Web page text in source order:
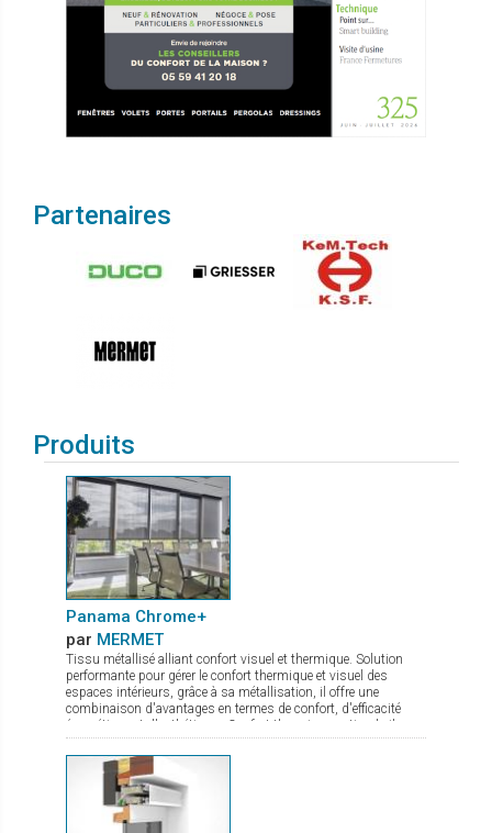
Partenaires
Produits
Panama Chrome+
par MERMET
Tissu métallisé alliant confort visuel et thermique. Solution
performante pour gérer le confort thermique et visuel des
espaces intérieurs, grâce à sa métallisation, il offre une
combinaison d'avantages en termes de confort, d'efficacité
énergétique et d'esthétique : Confort thermique optimal : il
réfléchit jusqu'à 80 % de l'énergie solaire. Maîtrise de
l'éblouissement : quel que soit le coloris choisi, il protège les
occupants des effets gênants de la lumière tout en maintenant
un éclairage naturel agréable. Visibilité améliorée : la
métallisation assure une bonne transparence permettant une
vue dégagée vers l'extérieur. Le tissu Panama Chrome+ allie